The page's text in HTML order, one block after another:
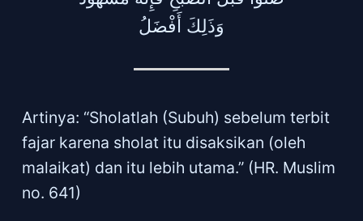
وَذَلِكَ أَفْضَلُ
Artinya: “Sholatlah (Subuh) sebelum terbit
fajar karena sholat itu disaksikan (oleh
malaikat) dan itu lebih utama.” (HR. Muslim
no. 641)